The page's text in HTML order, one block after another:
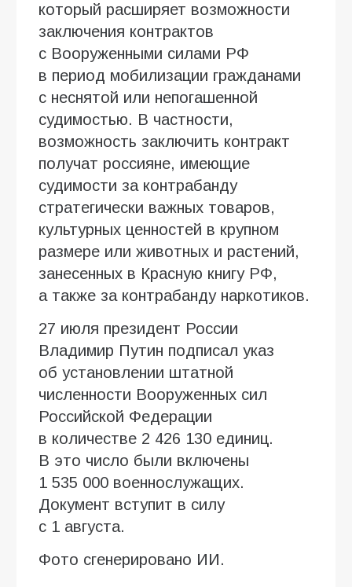
который расширяет возможности
заключения контрактов
с Вооруженными силами РФ
в период мобилизации гражданами
с неснятой или непогашенной
судимостью. В частности,
возможность заключить контракт
получат россияне, имеющие
судимости за контрабанду
стратегически важных товаров,
культурных ценностей в крупном
размере или животных и растений,
занесенных в Красную книгу РФ,
а также за контрабанду наркотиков.
27 июля президент России
Владимир Путин подписал указ
об установлении штатной
численности Вооруженных сил
Российской Федерации
в количестве 2 426 130 единиц.
В это число были включены
1 535 000 военнослужащих.
Документ вступит в силу
с 1 августа.
Фото сгенерировано ИИ.